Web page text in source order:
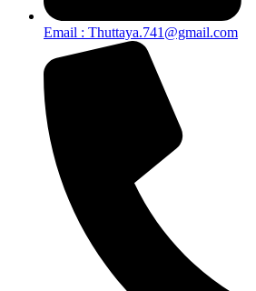
Email : Thuttaya.741@gmail.com